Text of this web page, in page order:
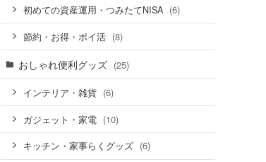
初めての資産運用・つみたてNISA (6)
節約・お得・ポイ活 (8)
おしゃれ便利グッズ (25)
インテリア・雑貨 (6)
ガジェット・家電 (10)
キッチン・家事らくグッズ (6)